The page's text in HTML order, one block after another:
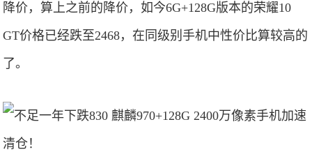
降价，算上之前的降价，如今6G+128G版本的荣耀10
GT价格已经跌至2468，在同级别手机中性价比算较高的
了。